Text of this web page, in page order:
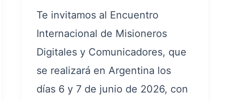
Te invitamos al Encuentro
Internacional de Misioneros
Digitales y Comunicadores, que
se realizará en Argentina los
días 6 y 7 de junio de 2026, con